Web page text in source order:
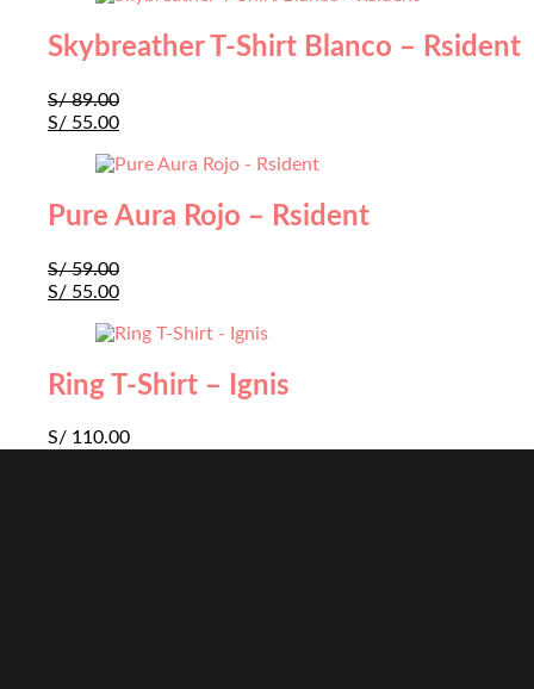
Skybreather T-Shirt Blanco – Rsident
S/89.00
S/ 55.00
Pure Aura Rojo – Rsident
S/59.00
S/ 55.00
Ring T-Shirt – Ignis
S/ 110.00